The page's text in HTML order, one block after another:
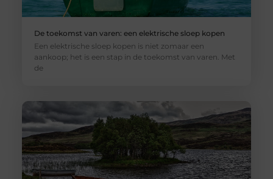
De toekomst van varen: een elektrische sloep kopen
Een elektrische sloep kopen is niet zomaar een
aankoop; het is een stap in de toekomst van varen. Met
de